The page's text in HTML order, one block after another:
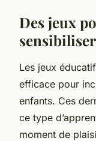
Des jeux
sensibiliser
Les jeux
efficace pour
enfants. Ces
ce type
moment de